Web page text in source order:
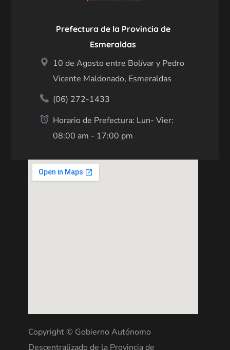
Prefectura de la Provincia de
Esmeraldas
10 de Agosto entre Bolívar y Pedro
Vicente Maldonado, Esmeraldas
(06) 272-1433
Horario de Prefectura: Lun- Vier:
08:00 am - 17:00 pm
Copyright © Gobierno Autónomo
Descentralizado de la Provincia de